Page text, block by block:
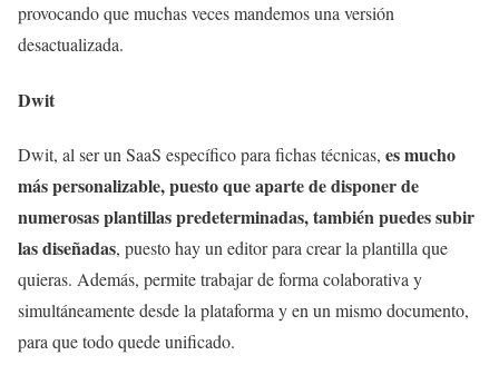
provocando que muchas veces mandemos una versión
desactualizada.
Dwit
Dwit, al ser un SaaS específico para fichas técnicas, es mucho
más personalizable, puesto que aparte de disponer de
numerosas plantillas predeterminadas, también puedes subir
las diseñadas, puesto hay un editor para crear la plantilla que
quieras. Además, permite trabajar de forma colaborativa y
simultáneamente desde la plataforma y en un mismo documento,
para que todo quede unificado.